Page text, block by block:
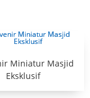
Miniatur Masjid
Eksklusif